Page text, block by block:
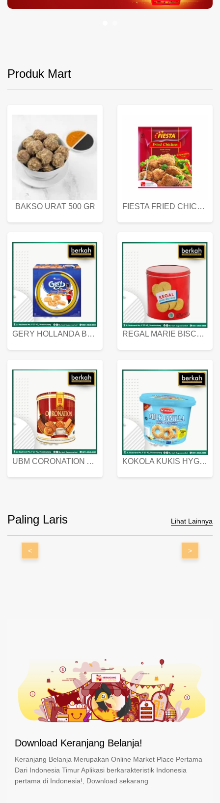
Produk Mart
BAKSO URAT 500 GR FIESTA FRIED CHICKEN 500 GR
GERY HOLLANDA BUTTER COOKIES 450 GRAM REGAL MARIE BISCUIT KALENG 550 GRAM
UBM CORONATION ASSORTED BISKUIT KALENG 450 GRAM KOKOLA KUKIS HYGIENIC MILK VANILLA PACK 320 GR
Paling Laris Lihat Lainnya
< >
Download Keranjang Belanja!
Keranjang Belanja Merupakan Online Market Place Pertama
Dari Indonesia Timur Aplikasi berkarakteristik Indonesia
pertama di Indonesia!, Download sekarang